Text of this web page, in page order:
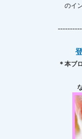
のイ
＊本ブ